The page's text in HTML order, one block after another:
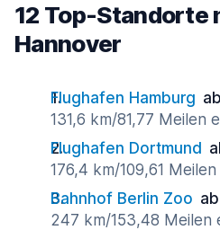
12 Top-Standorte
Hannover
Flughafen Hamburg
131,6 km/81,77 Meilen
Flughafen Dortmund
176,4 km/109,61
Bahnhof Berlin Zoo
247 km/153,48 Meilen